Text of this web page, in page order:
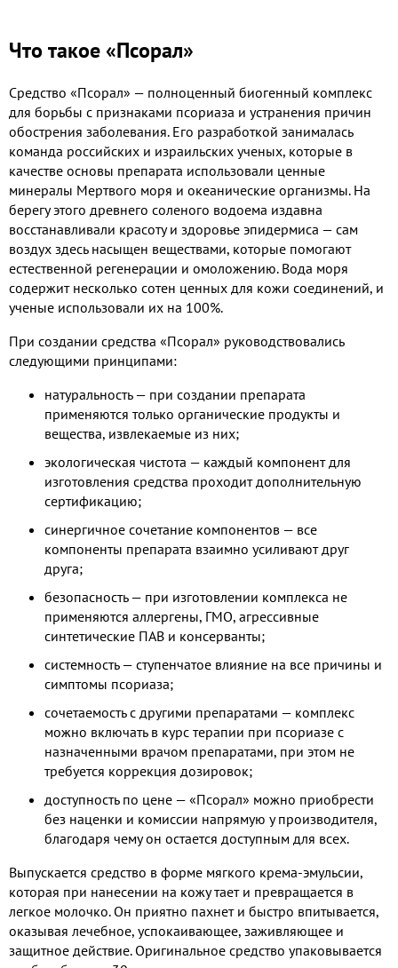
Что такое «Псорал»
Средство «Псорал» — полноценный биогенный комплекс
для борьбы с признаками псориаза и устранения причин
обострения заболевания. Его разработкой занималась
команда российских и израильских ученых, которые в
качестве основы препарата использовали ценные
минералы Мертвого моря и океанические организмы. На
берегу этого древнего соленого водоема издавна
восстанавливали красоту и здоровье эпидермиса — сам
воздух здесь насыщен веществами, которые помогают
естественной регенерации и омоложению. Вода моря
содержит несколько сотен ценных для кожи соединений, и
ученые использовали их на 100%.
При создании средства «Псорал» руководствовались
следующими принципами:
натуральность — при создании препарата
применяются только органические продукты и
вещества, извлекаемые из них;
экологическая чистота — каждый компонент для
изготовления средства проходит дополнительную
сертификацию;
синергичное сочетание компонентов — все
компоненты препарата взаимно усиливают друг
друга;
безопасность — при изготовлении комплекса не
применяются аллергены, ГМО, агрессивные
синтетические ПАВ и консерванты;
системность — ступенчатое влияние на все причины и
симптомы псориаза;
сочетаемость с другими препаратами — комплекс
можно включать в курс терапии при псориазе с
назначенными врачом препаратами, при этом не
требуется коррекция дозировок;
доступность по цене — «Псорал» можно приобрести
без наценки и комиссии напрямую у производителя,
благодаря чему он остается доступным для всех.
Выпускается средство в форме мягкого крема-эмульсии,
которая при нанесении на кожу тает и превращается в
легкое молочко. Он приятно пахнет и быстро впитывается,
оказывая лечебное, успокаивающее, заживляющее и
защитное действие. Оригинальное средство упаковывается